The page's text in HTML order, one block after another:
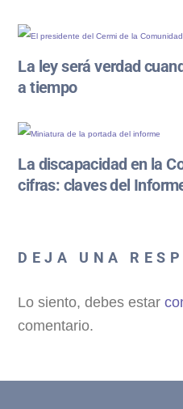
La ley será verdad
a tiempo
La discapacidad en la
cifras: claves del
DEJA UNA
Lo siento, debes estar
comentario.